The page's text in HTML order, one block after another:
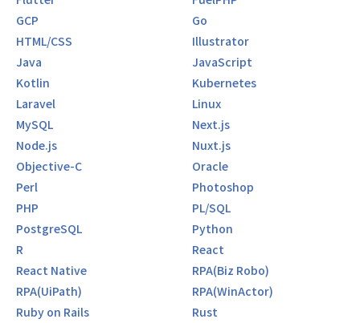
GCP
Go
HTML/CSS
Illustrator
Java
JavaScript
Kotlin
Kubernetes
Laravel
Linux
MySQL
Next.js
Node.js
Nuxt.js
Objective-C
Oracle
Perl
Photoshop
PHP
PL/SQL
PostgreSQL
Python
R
React
React Native
RPA(Biz Robo)
RPA(UiPath)
RPA(WinActor)
Ruby on Rails
Rust